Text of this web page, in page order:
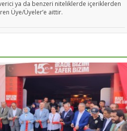
ya da benzeri niteliklerde içeriklerden
Üye/Üyeler’e aittir.